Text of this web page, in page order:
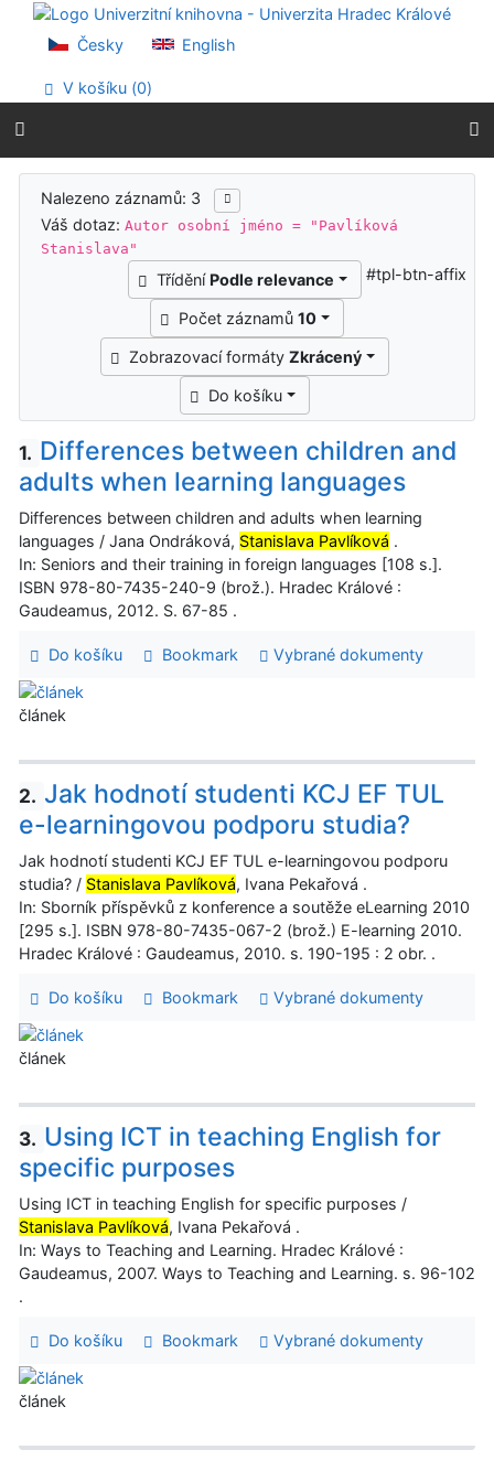
Přejít na obsah
Přejít na menu
Prohlášení o webové přístupnosti
Česky English
V košíku (0)
Výsledky vyhledávání
Nalezeno záznamů: 3
Váš dotaz:Autor osobní jméno = "Pavlíková
Stanislava"
Třídění Podle relevance
Počet záznamů 10
Zobrazovací formáty Zkrácený
Do košíku
#tpl-btn-affix
1. Differences between children and
adults when learning languages
Differences between children and adults when learning
languages / Jana Ondráková, Stanislava Pavlíková .
In: Seniors and their training in foreign languages [108 s.].
ISBN 978-80-7435-240-9 (brož.). Hradec Králové :
Gaudeamus, 2012. S. 67-85 .
Do košíku Bookmark Vybrané dokumenty
článek
2. Jak hodnotí studenti KCJ EF TUL
e-learningovou podporu studia?
Jak hodnotí studenti KCJ EF TUL e-learningovou podporu
studia? / Stanislava Pavlíková, Ivana Pekařová .
In: Sborník příspěvků z konference a soutěže eLearning 2010
[295 s.]. ISBN 978-80-7435-067-2 (brož.) E-learning 2010.
Hradec Králové : Gaudeamus, 2010. s. 190-195 : 2 obr. .
Do košíku Bookmark Vybrané dokumenty
článek
3. Using ICT in teaching English for
specific purposes
Using ICT in teaching English for specific purposes /
Stanislava Pavlíková, Ivana Pekařová .
In: Ways to Teaching and Learning. Hradec Králové :
Gaudeamus, 2007. Ways to Teaching and Learning. s. 96-102
.
Do košíku Bookmark Vybrané dokumenty
článek